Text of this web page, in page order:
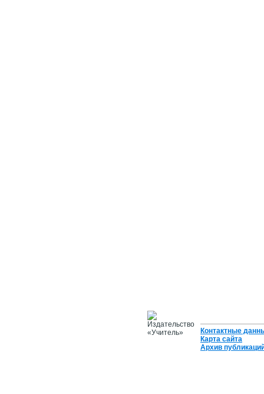
Контактные
Карта сайта
Архив